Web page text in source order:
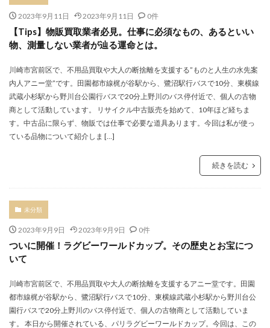
2023年9月11日 2023年9月11日 0件
【Tips】物販買取業者必見。仕事に必須なもの、あるといい
物、測量しない業者が辿る運命とは。
川崎市宮前区で、不用品買取や大人の断捨離を支援する”ものと人生の水先案
内人アニー堂”です。田園都市線梶が谷駅から、鷺沼駅行バスで10分、東横線
武蔵小杉駅から野川台公園行バスで20分上野川のバス停付近で、個人の古物
商として活動しています。 リサイクル中古販売を始めて、10年ほど経ちま
す。中古品に限らず、物販では仕事で必要な道具あります。今回は私が使っ
ている品物について紹介しま […]
続きを読む
未分類
2023年9月9日 2023年9月9日 0件
ついに開催！ラグビーワールドカップ。その歴史とお宝につ
いて
川崎市宮前区で、不用品買取や大人の断捨離を支援するアニー堂です。田園
都市線梶が谷駅から、鷺沼駅行バスで10分、東横線武蔵小杉駅から野川台公
園行バスで20分上野川のバス停付近で、個人の古物商として活動していま
す。 本日から開催されている、パリラグビーワールドカップ。今回は、この